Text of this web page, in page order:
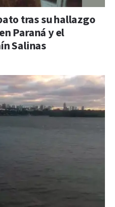
tras su hallazgo
Paraná y el
Salinas